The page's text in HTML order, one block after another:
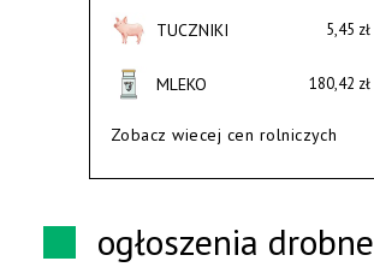
TUCZNIKI 5,45 zł
MLEKO 180,42 zł
Zobacz wiecej cen rolniczych
ogłoszenia drobne